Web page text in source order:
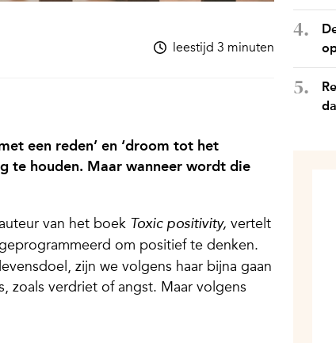
leestijd 3 minuten
een reden’ en ‘droom tot het
te houden. Maar wanneer wordt die
van het boek Toxic positivity, vertelt
om positief te denken.
zijn we volgens haar bijna gaan
zoals verdriet of angst. Maar volgens